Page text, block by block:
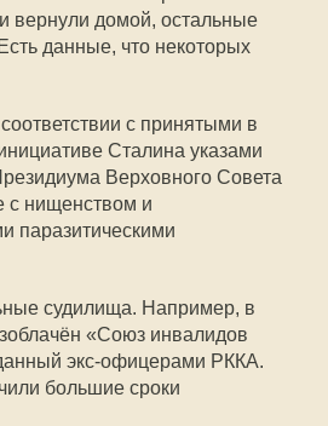
вернули домой, остальные
данные, что некоторых
с принятыми в
Сталина указами
Верховного Совета
нищенством и
паразитическими
судилища. Например, в
«Союз инвалидов
экс-офицерами РККА.
большие сроки